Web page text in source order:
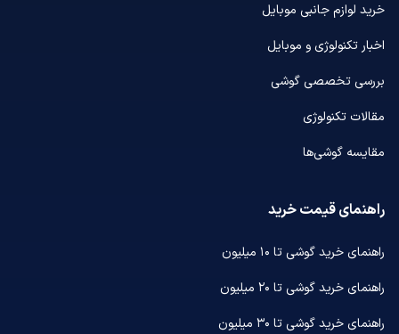
خرید لوازم جانبی موبایل
اخبار تکنولوژی و موبایل
بررسی تخصصی گوشی
مقالات تکنولوژی
مقایسه گوشی‌ها
راهنمای قیمت خرید
راهنمای خرید گوشی تا ۱۰ میلیون
راهنمای خرید گوشی تا ۲۰ میلیون
راهنمای خرید گوشی تا ۳۰ میلیون